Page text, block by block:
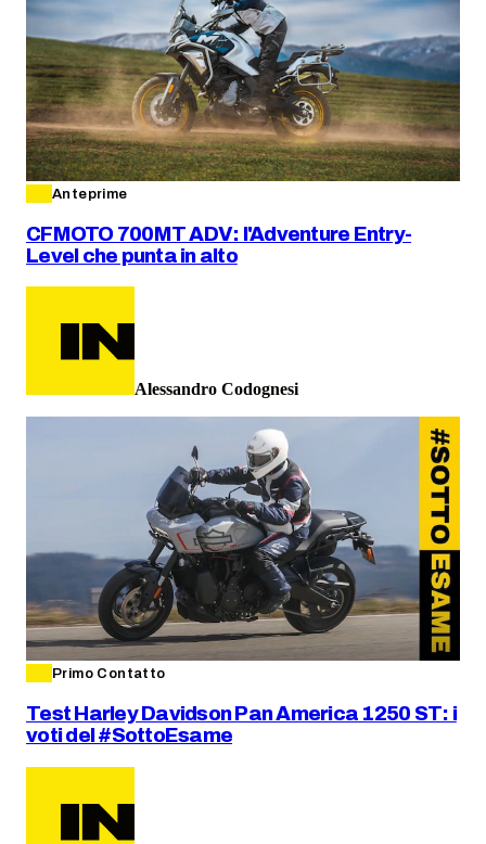
Anteprime
CFMOTO 700MT ADV: l'Adventure Entry-
Level che punta in alto
Alessandro Codognesi
Primo Contatto
Test Harley Davidson Pan America 1250 ST: i
voti del #SottoEsame